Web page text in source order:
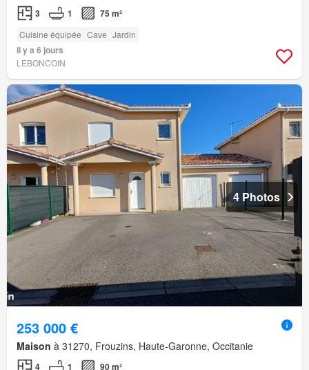
3 1 75 m²
Cuisine équipée Cave Jardin
Il y a 6 jours
LEBONCOIN
4 Photos
253 000 €
Maison à 31270, Frouzins, Haute-Garonne, Occitanie
4 1 90 m²